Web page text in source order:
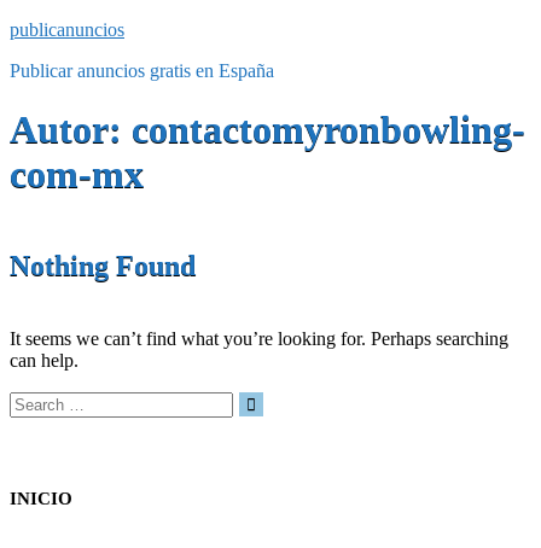
publicanuncios
Publicar anuncios gratis en España
Autor: contactomyronbowling-
com-mx
Nothing Found
It seems we can’t find what you’re looking for. Perhaps searching
can help.
Search
for:
INICIO